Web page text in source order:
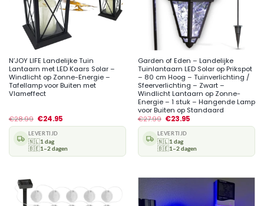
N’JOY LIFE Landelijke Tuin
Lantaarn met LED Kaars Solar –
Windlicht op Zonne-Energie –
Tafellamp voor Buiten met
Vlameffect
€28.99 €24.95
LEVERTIJD
🇳🇱1 dag
🇧🇪1–2 dagen
Garden of Eden – Landelijke
Tuinlantaarn LED Solar op Prikspot
– 80 cm Hoog – Tuinverlichting /
Sfeerverlichting – Zwart –
Windlicht Lantaarn op Zonne-
Energie – 1 stuk – Hangende Lamp
voor Buiten op Standaard
€27.99 €23.95
LEVERTIJD
🇳🇱1 dag
🇧🇪1–2 dagen